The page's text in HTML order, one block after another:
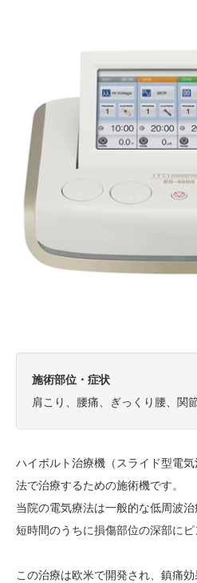
施術部位・症状
肩こり、腰痛、ぎっくり腰、関
ハイボルト治療機（スライド型電
法で治療するための施術機です。
当院の電気療法は一般的な低周波
短時間のうちに損傷部位の深部にピ
この治療は欧米で開発され、鎮痛